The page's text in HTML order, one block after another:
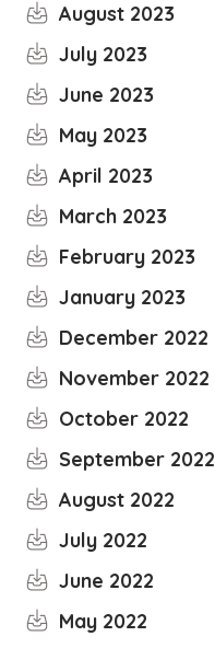
August 2023
July 2023
June 2023
May 2023
April 2023
March 2023
February 2023
January 2023
December 2022
November 2022
October 2022
September 2022
August 2022
July 2022
June 2022
May 2022